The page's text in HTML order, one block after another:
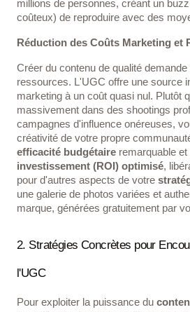
millions de personnes, créant un
coûteux) de reproduire avec des
Réduction des Coûts Marketing et
Créer du contenu de qualité
ressources. L'UGC offre une source
marketing à un coût quasi nul. Plutôt
massivement dans des shootings
campagnes d'influence onéreuses,
créativité de votre propre
efficacité budgétaire remarquable et
investissement (ROI) optimisé,
pour d'autres aspects de votre
une galerie de photos variées et
marque, générées gratuitement par
2. Stratégies Concrètes pour
l'UGC
Pour exploiter la puissance du